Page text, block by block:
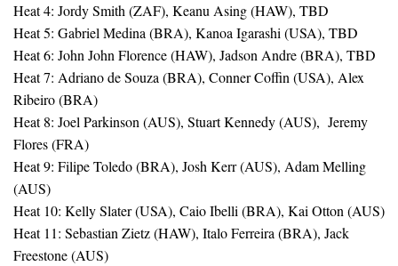
Heat 4: Jordy Smith (ZAF), Keanu Asing (HAW), TBD
Heat 5: Gabriel Medina (BRA), Kanoa Igarashi (USA), TBD
Heat 6: John John Florence (HAW), Jadson Andre (BRA), TBD
Heat 7: Adriano de Souza (BRA), Conner Coffin (USA), Alex
Ribeiro (BRA)
Heat 8: Joel Parkinson (AUS), Stuart Kennedy (AUS), Jeremy
Flores (FRA)
Heat 9: Filipe Toledo (BRA), Josh Kerr (AUS), Adam Melling
(AUS)
Heat 10: Kelly Slater (USA), Caio Ibelli (BRA), Kai Otton (AUS)
Heat 11: Sebastian Zietz (HAW), Italo Ferreira (BRA), Jack
Freestone (AUS)